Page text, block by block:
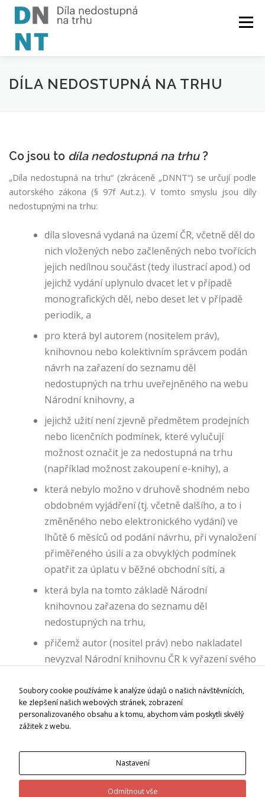
Menu
O PROJEKTU SEZNAM ČTENÁŘŮM
DÍLA NEDOSTUPNÁ NA TRHU
Co jsou to díla nedostupná na trhu?
„Díla nedostupná na trhu“ (zkráceně „DNNT“) se určují podle
autorského zákona (§ 97f Aut.z.). V tomto smyslu jsou díly
nedostupnými na trhu:
díla slovesná vydaná na území ČR, včetně děl do
nich vložených nebo začleněných nebo tvořících
jejich nedílnou součást (tedy ilustrací apod.) od
jejichž vydání uplynulo dvacet let v případě
monografických děl, nebo deset let v případě
periodik, a
pro která byl autorem (nositelem práv),
knihovnou nebo kolektivním správcem podán
návrh na zařazení do seznamu děl
nedostupných na trhu uveřejněného na webu
Národní knihovny, a
jejichž užití není zjevně předmětem prodejních
nebo licenčních podmínek, které vylučují
možnost označit je za nedostupná na trhu
(například možnost zakoupení e-knihy), a
která nebylo možno v druhově shodném nebo
obdobném vyjádření (tj. včetně dalšího, a to i
změněného nebo elektronického vydání) ve
lhůtě 6 měsíců od podání návrhu, při vynaložení
přiměřeného úsilí a za obvyklých podmínek
opatřit za úplatu v běžné obchodní síti, a
která byla na tomto základě Národní
knihovnou zařazena do seznamu děl
nedostupných na trhu,
přičemž autor (nositel práv) nebo nakladatel
nevyzval Národní knihovnu ČR k vyřazení svého
nedostupných na trhu.
Pro poskytování služby platíVšeobecné podmínkypro
Soubory cookie používáme k analýze údajů o našich návštěvnících,
ke zlepšení našich webových stránek, zobrazení
personalizovaného obsahu a k tomu, abychom vám poskytli skvělý
zážitek z webu.
Nastavení
Odmítnout vše
F
u
n
k
n
í
c
o
o
k
i
s
N
b
y
n
é
c
ki
s
j